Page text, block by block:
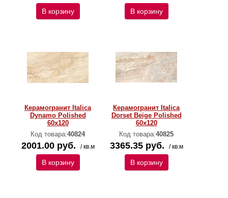
В корзину В корзину
Керамогранит Italica
Dynamo Polished
60х120
Код товара:40824
2001.00 руб. / кв.м
В корзину
Керамогранит Italica
Dorset Beige Polished
60х120
Код товара:40825
3365.35 руб. / кв.м
В корзину